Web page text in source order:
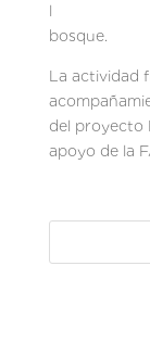
bosque.
La actividad
del proyecto
apoyo de la